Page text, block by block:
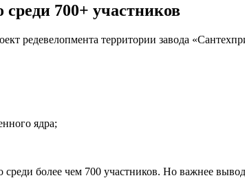
700+ участников
редевелопмента территории завода
ядра;
более чем 700 участников. Но важнее